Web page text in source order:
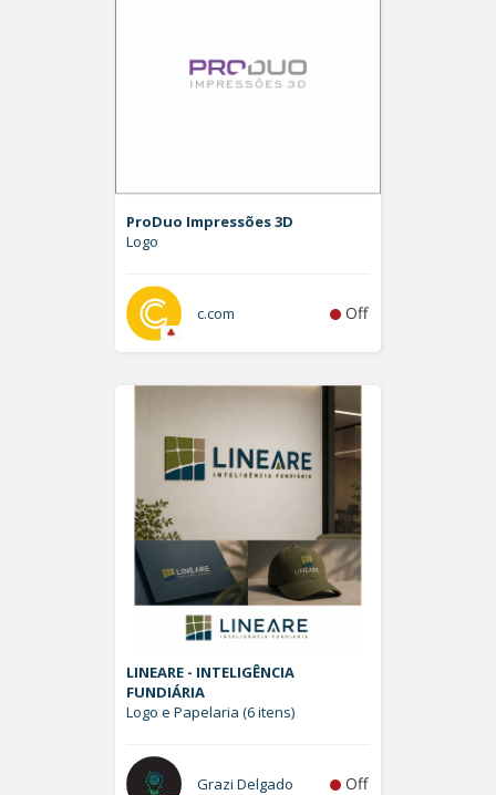
ProDuo Impressões 3D
Logo
c.com Off
LINEARE - INTELIGÊNCIA
FUNDIÁRIA
Logo e Papelaria (6 itens)
Grazi Delgado Off